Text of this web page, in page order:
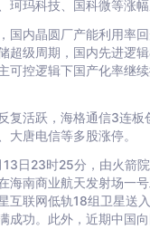
珂玛科技、国科微等涨幅
国内晶圆厂产能利用率
超级周期，国内先进逻
可控逻辑下国产化率继
复活跃，海格通信3连板
大唐电信等多股涨停。
13日23时25分，由火箭
海南商业航天发射场一
互联网低轨18组卫星送
成功。此外，近期中国